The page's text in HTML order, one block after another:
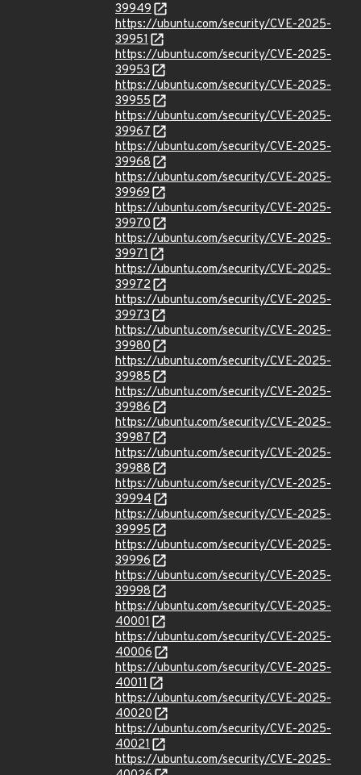
39949
https://ubuntu.com/security/CVE-2025-
39951
https://ubuntu.com/security/CVE-2025-
39953
https://ubuntu.com/security/CVE-2025-
39955
https://ubuntu.com/security/CVE-2025-
39967
https://ubuntu.com/security/CVE-2025-
39968
https://ubuntu.com/security/CVE-2025-
39969
https://ubuntu.com/security/CVE-2025-
39970
https://ubuntu.com/security/CVE-2025-
39971
https://ubuntu.com/security/CVE-2025-
39972
https://ubuntu.com/security/CVE-2025-
39973
https://ubuntu.com/security/CVE-2025-
39980
https://ubuntu.com/security/CVE-2025-
39985
https://ubuntu.com/security/CVE-2025-
39986
https://ubuntu.com/security/CVE-2025-
39987
https://ubuntu.com/security/CVE-2025-
39988
https://ubuntu.com/security/CVE-2025-
39994
https://ubuntu.com/security/CVE-2025-
39995
https://ubuntu.com/security/CVE-2025-
39996
https://ubuntu.com/security/CVE-2025-
39998
https://ubuntu.com/security/CVE-2025-
40001
https://ubuntu.com/security/CVE-2025-
40006
https://ubuntu.com/security/CVE-2025-
40011
https://ubuntu.com/security/CVE-2025-
40020
https://ubuntu.com/security/CVE-2025-
40021
https://ubuntu.com/security/CVE-2025-